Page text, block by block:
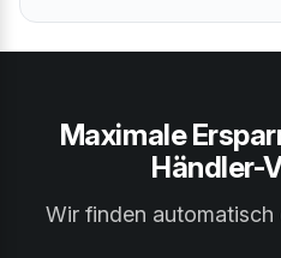
Maximale
Händler-
Wir finden